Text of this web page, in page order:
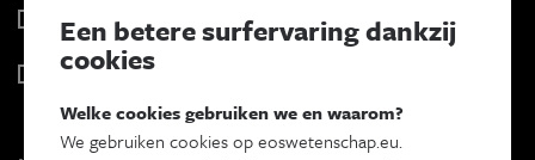
Psyche & brein
Tweewekelijks
Iedereen wetenschapper
Een betere surfervaring dankzij
cookies
Welke cookies gebruiken we en waarom?
We gebruiken cookies op eoswetenschap.eu.